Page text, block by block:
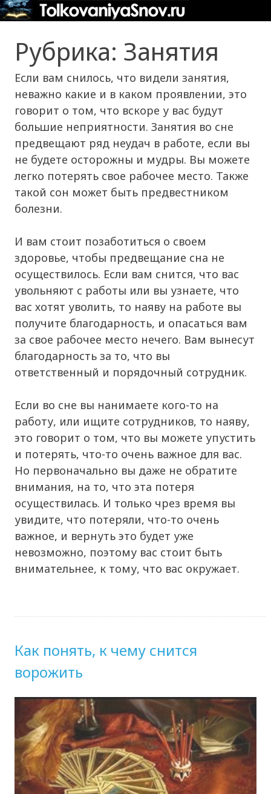
Рубрика: Занятия
Если вам снилось, что видели занятия,
неважно какие и в каком проявлении, это
говорит о том, что вскоре у вас будут
большие неприятности. Занятия во сне
предвещают ряд неудач в работе, если вы
не будете осторожны и мудры. Вы можете
легко потерять свое рабочее место. Также
такой сон может быть предвестником
болезни.
И вам стоит позаботиться о своем
здоровье, чтобы предвещание сна не
осуществилось. Если вам снится, что вас
увольняют с работы или вы узнаете, что
вас хотят уволить, то наяву на работе вы
получите благодарность, и опасаться вам
за свое рабочее место нечего. Вам вынесут
благодарность за то, что вы
ответственный и порядочный сотрудник.
Если во сне вы нанимаете кого-то на
работу, или ищите сотрудников, то наяву,
это говорит о том, что вы можете упустить
и потерять, что-то очень важное для вас.
Но первоначально вы даже не обратите
внимания, на то, что эта потеря
осуществилась. И только чрез время вы
увидите, что потеряли, что-то очень
важное, и вернуть это будет уже
невозможно, поэтому вас стоит быть
внимательнее, к тому, что вас окружает.
Как понять, к чему снится
ворожить